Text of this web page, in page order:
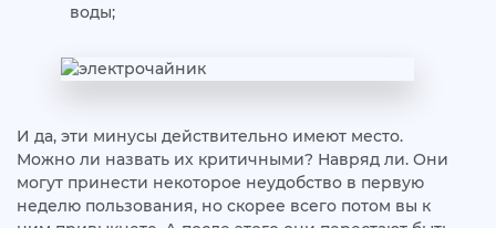
воды;
И да, эти минусы действительно имеют место.
Можно ли назвать их критичными? Навряд ли. Они
могут принести некоторое неудобство в первую
неделю пользования, но скорее всего потом вы к